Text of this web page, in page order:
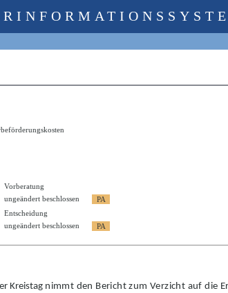
Vorberatung
ungeändert beschlossen
Entscheidung
ungeändert beschlossen
Kreistag nimmt den Bericht zum Verzicht auf die